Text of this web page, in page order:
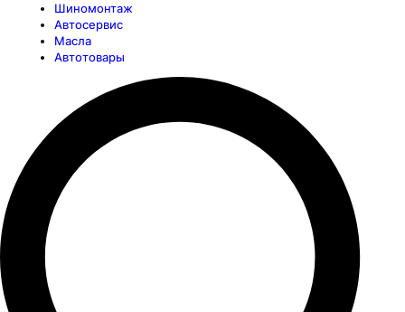
Шиномонтаж
Автосервис
Масла
Автотовары